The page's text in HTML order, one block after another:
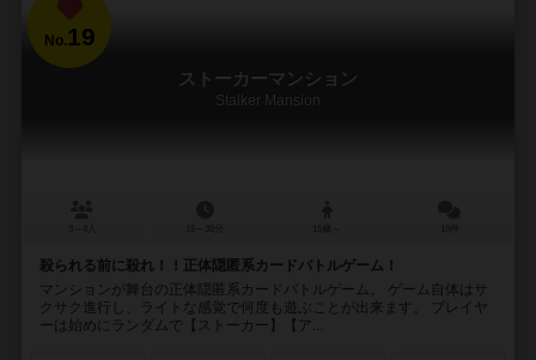
No.19
ストーカーマンション
Stalker Mansion
殺られる前に殺れ！！正体隠匿系カードバトルゲーム！
マンションが舞台の正体隠匿系カードバトルゲーム。 ゲーム自体はサ
クサク進行し、ライトな感覚で何度も遊ぶことが出来ます。 プレイヤ
ーは始めにランダムで【ストーカー】【ア...